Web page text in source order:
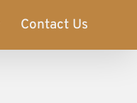
Contact Us